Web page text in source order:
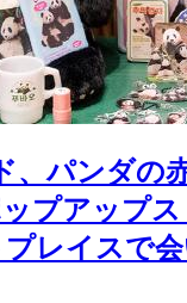
、パンダの
プアップ
プレイスで